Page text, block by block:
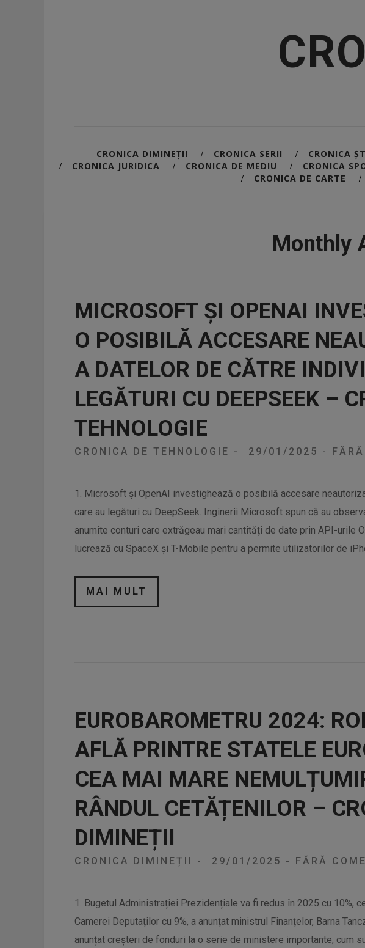
CRONICA DIMINEȚII / CRONICA SERII / CRONICA
/ CRONICA JURIDICA / CRONICA DE MEDIU / CRONICA
/ CRONICA DE CARTE /
Monthly
MICROSOFT ȘI OPENAI
O POSIBILĂ ACCESARE
A DATELOR DE CĂTRE
LEGĂTURI CU DEEPSEEK –
TEHNOLOGIE
CRONICA DE TEHNOLOGIE - 29/01/2025 -
1. Microsoft și OpenAI investighează o posibilă accesare
care au legături cu DeepSeek. Inginerii Microsoft spun că au
anumite conturi care extrăgeau mari cantități de date prin API-urile
lucrează cu SpaceX și T-Mobile pentru a permite utilizatorilor de
MAI MULT
EUROBAROMETRU 2024:
AFLĂ PRINTRE STATELE
CEA MAI MARE
RÂNDUL CETĂȚENILOR –
DIMINEȚII
CRONICA DIMINEȚII - 29/01/2025 - FĂRĂ
1. Bugetul Administrației Prezidențiale va fi redus în 2025 cu 10%,
Camerei Deputaților cu 9%, a anunțat ministrul Finanțelor, Barna
anunțat creșteri de fonduri la o serie de ministere importante, cum